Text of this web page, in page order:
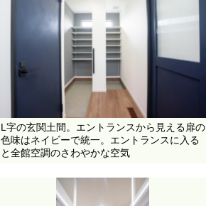
L字の玄関土間。エントランスから見える扉の
色味はネイビーで統一。エントランスに入る
と全館空調のさわやかな空気